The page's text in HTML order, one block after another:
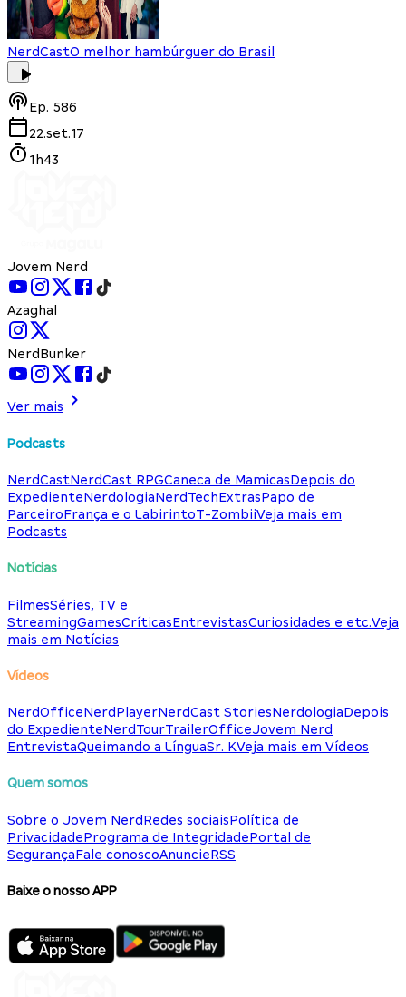
NerdCastO melhor hambúrguer do Brasil
Ep. 586
22.set.17
1h43
Jovem Nerd
Azaghal
NerdBunker
Ver mais
Podcasts
NerdCastNerdCast RPGCaneca de MamicasDepois do
ExpedienteNerdologiaNerdTechExtrasPapo de
ParceiroFrança e o LabirintoT-ZombiiVeja mais em
Podcasts
Notícias
FilmesSéries, TV e
StreamingGamesCríticasEntrevistasCuriosidades e etc.Veja
mais em Notícias
Vídeos
NerdOfficeNerdPlayerNerdCast StoriesNerdologiaDepois
do ExpedienteNerdTourTrailerOfficeJovem Nerd
EntrevistaQueimando a LínguaSr. KVeja mais em Vídeos
Quem somos
Sobre o Jovem NerdRedes sociaisPolítica de
PrivacidadePrograma de IntegridadePortal de
SegurançaFale conoscoAnuncieRSS
Baixe o nosso APP